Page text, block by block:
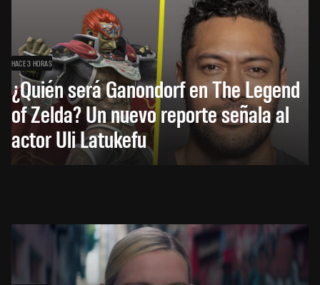
HACE 3 HORAS
¿Quién será Ganondorf en The Legend
of Zelda? Un nuevo reporte señala al
actor Uli Latukefu